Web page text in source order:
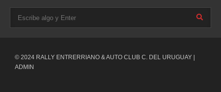
© 2024 RALLY ENTRERRIANO & AUTO CLUB C. DEL URUGUAY |
ADMIN